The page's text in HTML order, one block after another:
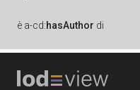
è a-cd:hasAuthor di